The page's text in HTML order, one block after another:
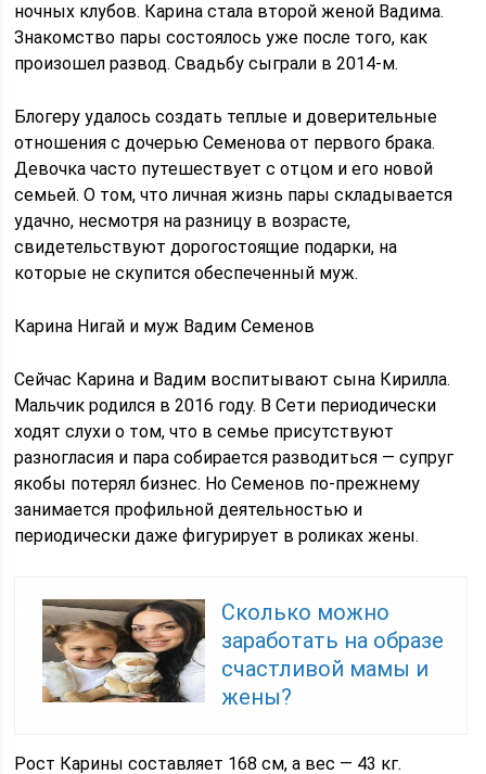
ночных клубов. Карина стала второй женой Вадима.
Знакомство пары состоялось уже после того, как
произошел развод. Свадьбу сыграли в 2014-м.
Блогеру удалось создать теплые и доверительные
отношения с дочерью Семенова от первого брака.
Девочка часто путешествует с отцом и его новой
семьей. О том, что личная жизнь пары складывается
удачно, несмотря на разницу в возрасте,
свидетельствуют дорогостоящие подарки, на
которые не скупится обеспеченный муж.
Карина Нигай и муж Вадим Семенов
Сейчас Карина и Вадим воспитывают сына Кирилла.
Мальчик родился в 2016 году. В Сети периодически
ходят слухи о том, что в семье присутствуют
разногласия и пара собирается разводиться — супруг
якобы потерял бизнес. Но Семенов по-прежнему
занимается профильной деятельностью и
периодически даже фигурирует в роликах жены.
Сколько можно
заработать на образе
счастливой мамы и
жены?
Рост Карины составляет 168 см, а вес — 43 кг.